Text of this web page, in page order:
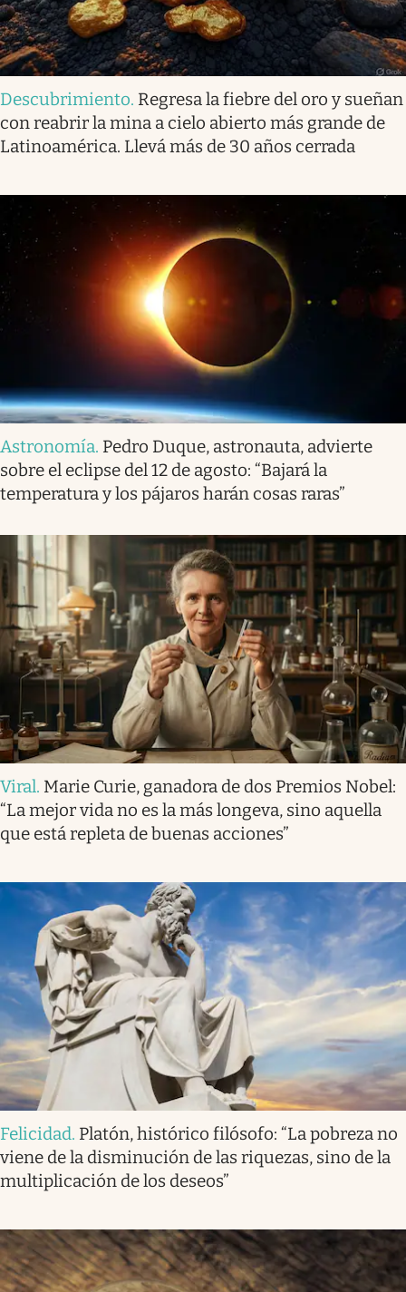
Descubrimiento. Regresa la fiebre del oro y sueñan
con reabrir la mina a cielo abierto más grande de
Latinoamérica. Llevá más de 30 años cerrada
Astronomía. Pedro Duque, astronauta, advierte
sobre el eclipse del 12 de agosto: “Bajará la
temperatura y los pájaros harán cosas raras”
Viral. Marie Curie, ganadora de dos Premios Nobel:
“La mejor vida no es la más longeva, sino aquella
que está repleta de buenas acciones”
Felicidad. Platón, histórico filósofo: “La pobreza no
viene de la disminución de las riquezas, sino de la
multiplicación de los deseos”